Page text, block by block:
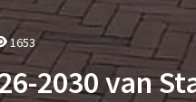
1653
2030 van